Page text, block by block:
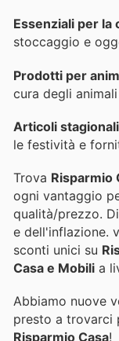
Essenziali per la
stoccaggio e
Prodotti per
cura degli
Articoli stagionali
le festività e
Trova Risparmio
ogni vantaggio
qualità/prezzo.
e dell'inflazione.
sconti unici su
Casa e Mobili a
Abbiamo nuove
presto a trovarci
Risparmio Casa!